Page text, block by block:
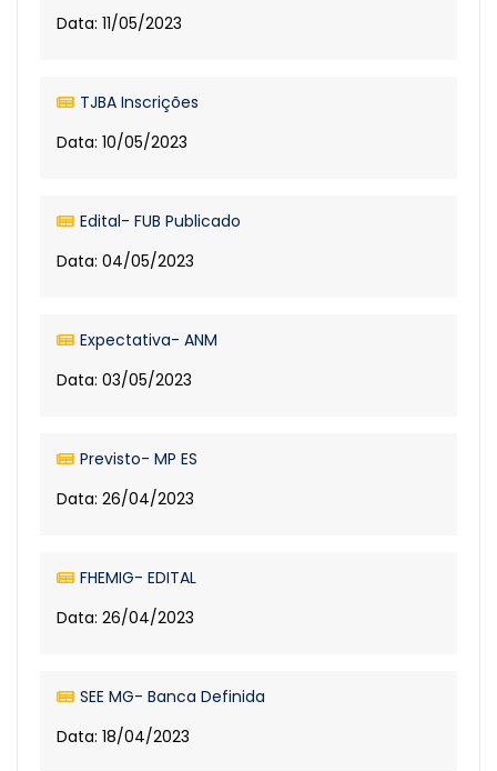
Data: 11/05/2023
TJBA Inscrições
Data: 10/05/2023
Edital- FUB Publicado
Data: 04/05/2023
Expectativa- ANM
Data: 03/05/2023
Previsto- MP ES
Data: 26/04/2023
FHEMIG- EDITAL
Data: 26/04/2023
SEE MG- Banca Definida
Data: 18/04/2023